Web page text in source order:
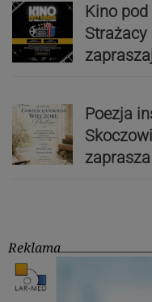
Kino
Poezja
Reklama